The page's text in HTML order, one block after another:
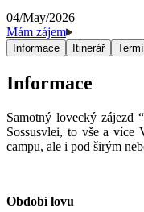
04/May/2026
Mám zájem
Informace Itinerář
Informace
Samotný lovecký
Sossusvlei, to vše a více
campu, ale i pod širým
Období lovu